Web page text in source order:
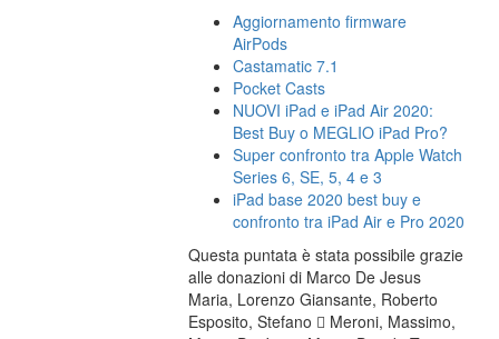
Aggiornamento firmware
AirPods
Castamatic 7.1
Pocket Casts
NUOVI iPad e iPad Air 2020:
Best Buy o MEGLIO iPad Pro?
Super confronto tra Apple Watch
Series 6, SE, 5, 4 e 3
iPad base 2020 best buy e
confronto tra iPad Air e Pro 2020
Questa puntata è stata possibile grazie
alle donazioni di Marco De Jesus
Maria, Lorenzo Giansante, Roberto
Esposito, Stefano  Meroni, Massimo,